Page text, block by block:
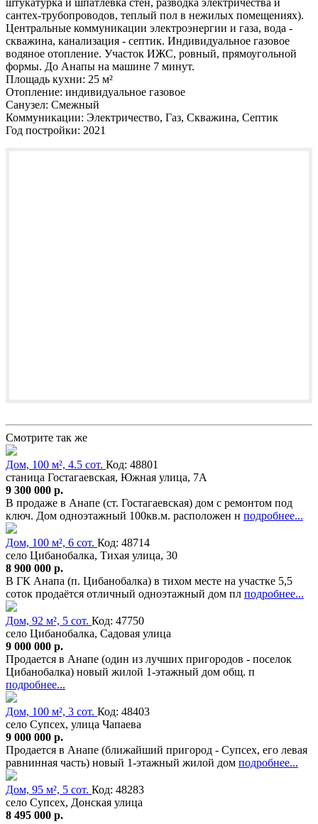
штукатурка и шпатлевка стен, разводка электричества и
сантех-трубопроводов, теплый пол в нежилых помещениях).
Центральные коммуникации электроэнергии и газа, вода -
скважина, канализация - септик. Индивидуальное газовое
водяное отопление. Участок ИЖС, ровный, прямоугольной
формы. До Анапы на машине 7 минут.
Площадь кухни: 25 м²
Отопление: индивидуальное газовое
Санузел: Смежный
Коммуникации: Электричество, Газ, Скважина, Септик
Год постройки: 2021
Смотрите так же
Дом, 100 м², 4.5 сот. Код: 48801
станица Гостагаевская, Южная улица, 7А
9 300 000 р.
В продаже в Анапе (ст. Гостагаевская) дом с ремонтом под
ключ. Дом одноэтажный 100кв.м. расположен н подробнее...
Дом, 100 м², 6 сот. Код: 48714
село Цибанобалка, Тихая улица, 30
8 900 000 р.
В ГК Анапа (п. Цибанобалка) в тихом месте на участке 5,5
соток продаётся отличный одноэтажный дом пл подробнее...
Дом, 92 м², 5 сот. Код: 47750
село Цибанобалка, Садовая улица
9 000 000 р.
Продается в Анапе (один из лучших пригородов - поселок
Цибанобалка) новый жилой 1-этажный дом общ. п
подробнее...
Дом, 100 м², 3 сот. Код: 48403
село Супсех, улица Чапаева
9 000 000 р.
Продается в Анапе (ближайший пригород - Супсех, его левая
равнинная часть) новый 1-этажный жилой дом подробнее...
Дом, 95 м², 5 сот. Код: 48283
село Супсех, Донская улица
8 495 000 р.